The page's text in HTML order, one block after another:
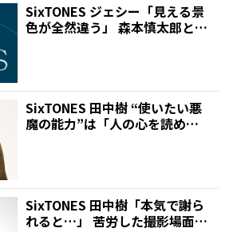
SixTONES ジェシー「見える景
色が全然違う」 森本慎太郎と2
SixTONES 田中樹 “使いたい悪
魔の能力”は「人の心を読める
SixTONES 田中樹「本気で謝ら
れると…」 苦労した撮影場面カ